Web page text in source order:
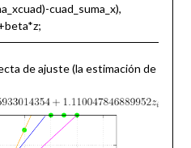
cuad_suma_x),
de ajuste (la estimación de